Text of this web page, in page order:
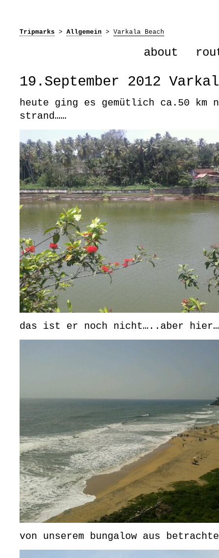
Tripmarks > Allgemein > Varkala Beach
about
19.September 2012
heute ging es gemütlich ca.50 km
strand……
das ist er noch nicht…..aber
von unserem bungalow aus